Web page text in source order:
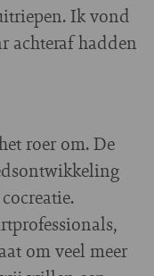
Ik vond
achteraf hadden
roer om. De
om veel meer